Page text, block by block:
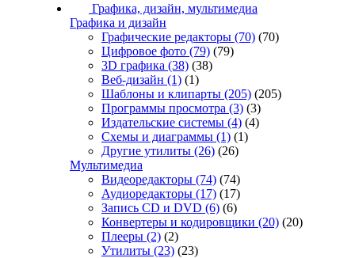
Графика, дизайн, мультимедиа
Графика и дизайн
Графические редакторы (70) (70)
Цифровое фото (79) (79)
3D графика (38) (38)
Веб-дизайн (1) (1)
Шаблоны и клипарты (205) (205)
Программы просмотра (3) (3)
Издательские системы (4) (4)
Схемы и диаграммы (1) (1)
Другие утилиты (26) (26)
Мультимедиа
Видеоредакторы (74) (74)
Аудиоредакторы (17) (17)
Запись CD и DVD (6) (6)
Конвертеры и кодировщики (20) (20)
Плееры (2) (2)
Утилиты (23) (23)